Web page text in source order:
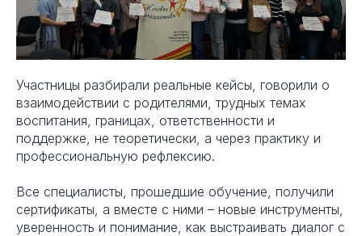
Участницы разбирали реальные кейсы, говорили о
взаимодействии с родителями, трудных темах
воспитания, границах, ответственности и
поддержке, не теоретически, а через практику и
профессиональную рефлексию.
Все специалисты, прошедшие обучение, получили
сертификаты, а вместе с ними – новые инструменты,
уверенность и понимание, как выстраивать диалог с